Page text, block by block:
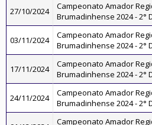
27/10/2024
Campeonato Amador
Brumadinhense 2024 - 2°
03/11/2024
Campeonato Amador
Brumadinhense 2024 - 2°
17/11/2024
Campeonato Amador
Brumadinhense 2024 - 2°
24/11/2024
Campeonato Amador
Brumadinhense 2024 - 2°
Campeonato Amador